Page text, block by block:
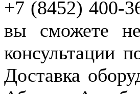
+7 (8452) 400-
вы сможете
консультации
Доставка